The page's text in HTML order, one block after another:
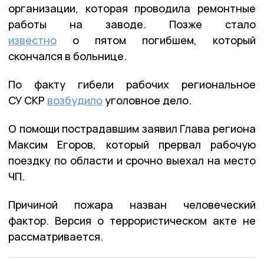
организации, которая проводила ремонтные
работы на заводе. Позже стало
известно о пятом погибшем, который
скончался в больнице.
По факту гибели рабочих региональное
СУ СКР возбудило уголовное дело.
О помощи пострадавшим заявил Глава региона
Максим Егоров, который прервал рабочую
поездку по области и срочно выехал на место
ЧП.
Причиной пожара назван человеческий
фактор. Версия о террористическом акте не
рассматривается.